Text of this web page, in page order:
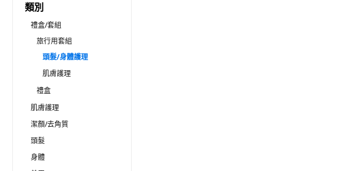
類別
禮盒/套組
旅行用套組
頭髮/身體護理
肌膚護理
禮盒
肌膚護理
潔顏/去角質
頭髮
身體